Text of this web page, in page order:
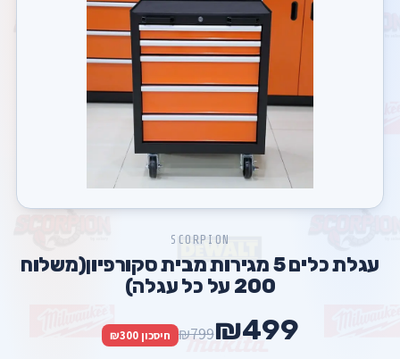
SCORPION
עגלת כלים 5 מגירות מבית סקורפיון(משלוח
200 על כל עגלה)
₪499
₪799 חיסכון ₪300